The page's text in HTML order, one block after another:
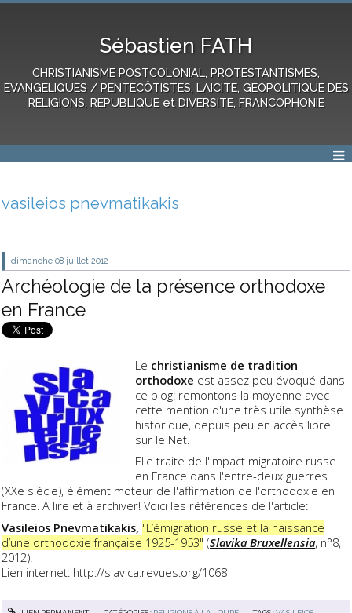
Sébastien FATH
CHRISTIANISME POSTCOLONIAL, PROTESTANTISMES,
EVANGELIQUES / PENTECÔTISTES, LAICITE, GEOPOLITIQUE DES
RELIGIONS, REPUBLIQUE et DIVERSITE, FRANCOPHONIE
vasileios pnevmatikakis
dimanche 08 juillet 2012
Archéologie de la présence orthodoxe
en France
Le christianisme de tradition
orthodoxe est assez peu évoqué dans
ce blog: remontons la moyenne avec
cette mention d'une très utile synthèse
historique, depuis peu en accès libre
sur le Net.
Elle traite de l'impact migratoire russe
en France dans l'entre-deux guerres
(XXe siècle), élément moteur de l'affirmation de l'orthodoxie en
France. A lire et à archiver! Voici les références de l'article:
Vasileios Pnevmatikakis, "L’émigration russe et la naissance
d’une orthodoxie française 1925-1953" (Slavika Bruxellensia, n°8,
2012).
Lien internet: http://slavica.revues.org/1068